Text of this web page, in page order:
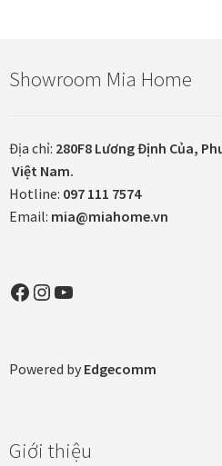
Thông tin chung & hỗ trợ
Tối ưu chất lượng hình ảnh
Tranh biểu tượng văn hoá Việt Nam
Tranh nhà mẫu dự án
Showroom Mia Home
Địa chỉ: 280F8 Lương Định Của,
Việt Nam.
Hotline: 097 111 7574
Email: mia@miahome.vn
Facebook
Instagram
YouTube
Powered by Edgecomm
Giới thiệu